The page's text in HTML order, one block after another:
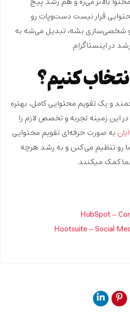
قرار نیست دست‌وپات رو
و شخصی‌سازی بشه، تبدیل می‌شه به
در اینستاگرام.
کنیم؟
و یک تقویم محتوایی کامل، بهتره
این زمینه تجربه و تخصص لازم را
به صورت حرفه‌ای تقویم محتوایی
رو تنظیم می‌کنن و به رشد هرچه
کمک میکنند.
HubSpot –
Hootsuite – Social